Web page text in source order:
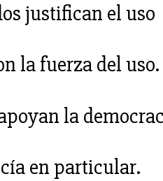
justifican el uso
la fuerza del uso.
la
en particular.